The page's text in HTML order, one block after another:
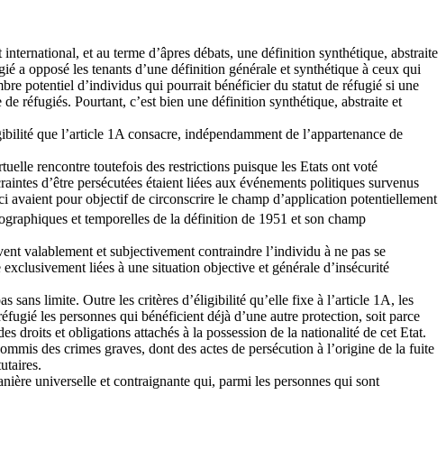
et au terme d’âpres débats, une définition synthétique, abstraite
a opposé les tenants d’une définition générale et synthétique à ceux qui
potentiel d’individus qui pourrait bénéficier du statut de réfugié si une
réfugiés. Pourtant, c’est bien une définition synthétique, abstraite et
que l’article 1A consacre, indépendamment de l’appartenance de
rencontre toutefois des restrictions puisque les Etats ont voté
d’être persécutées étaient liées aux événements politiques survenus
avaient pour objectif de circonscrire le champ d’application potentiellement
et temporelles de la définition de 1951 et son champ
valablement et subjectivement contraindre l’individu à ne pas se
liées à une situation objective et générale d’insécurité
sans limite. Outre les critères d’éligibilité qu’elle fixe à l’article 1A, les
les personnes qui bénéficient déjà d’une autre protection, soit parce
droits et obligations attachés à la possession de la nationalité de cet Etat.
des crimes graves, dont des actes de persécution à l’origine de la fuite
universelle et contraignante qui, parmi les personnes qui sont